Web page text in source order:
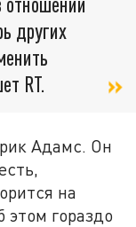
других
RT.
Адамс. Он
на
гораздо